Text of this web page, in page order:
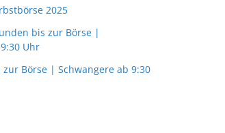
2025
bis zur Börse |
9:30 Uhr
zur Börse | Schwangere ab 9:30